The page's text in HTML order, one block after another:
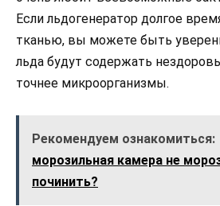
Если льдогенератор долгое
тканью, вы можете быть
льда будут содержать
точнее микроорганизмы.
Рекомендуем ознакомиться:
морозильная камера не
починить?